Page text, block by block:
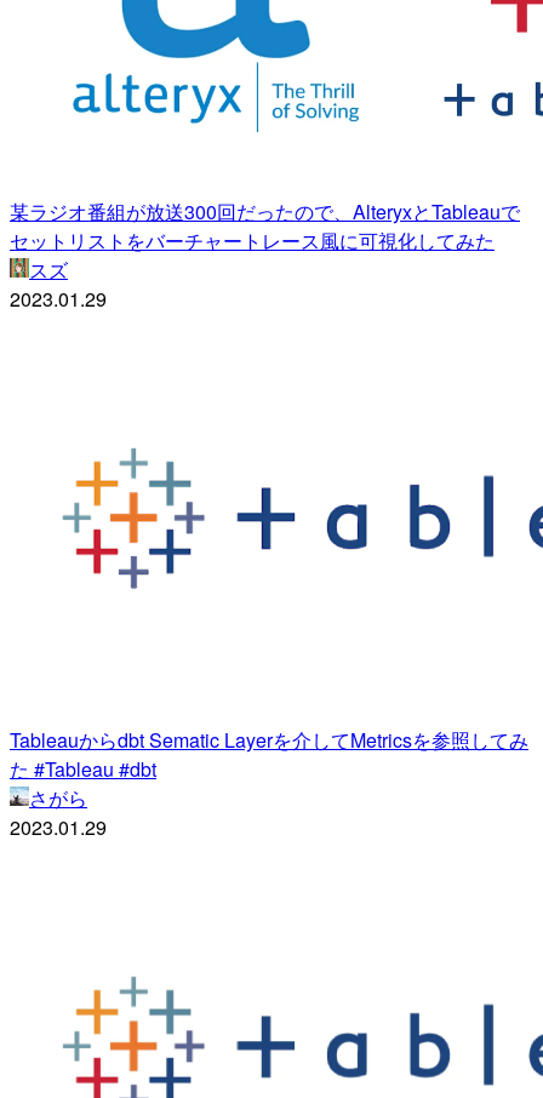
某ラジオ番組が放送300回だったので、AlteryxとTableauで
セットリストをバーチャートレース風に可視化してみた
スズ
2023.01.29
Tableauからdbt Sematic Layerを介してMetricsを参照してみ
た #Tableau #dbt
さがら
2023.01.29